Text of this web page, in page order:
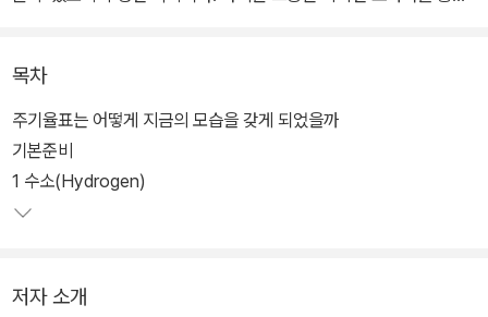
이처럼 어렵게만 느껴졌던 원소에 얽힌 재미있는 이야기들과 사진을
통해 쉽고 재미있게 원소를 만날 수 있도록 구성했다. 원소 표본 수집
과 사진촬영에 7년이라는 시간을 투자했다는 저자의 말이 거짓이 아
님을 증명하듯 다채로운 원소 사진을 중심으로 구성되어 있다. 보는
목차
주기율표는 어떻게 지금의 모습을 갖게 되었을까
기본준비
1 수소(Hydrogen)
저자 소개